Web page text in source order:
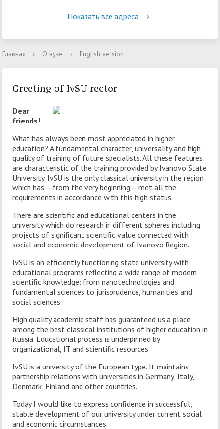
Показать все адреса
Главная › О вузе › English version
Greeting of IvSU rector
Dear
friends!
What has always been most appreciated in higher
education? A fundamental character, universality and high
quality of training of future specialists. All these features
are characteristic of the training provided by Ivanovo State
University. IvSU is the only classical university in the region
which has – from the very beginning – met all the
requirements in accordance with this high status.
There are scientific and educational centers in the
university which do research in different spheres including
projects of significant scientific value connected with
social and economic development of Ivanovo Region.
IvSU is an efficiently functioning state university with
educational programs reflecting a wide range of modern
scientific knowledge: from nanotechnologies and
fundamental sciences to jurisprudence, humanities and
social sciences.
High quality academic staff has guaranteed us a place
among the best classical institutions of higher education in
Russia. Educational process is underpinned by
organizational, IT and scientific resources.
IvSU is a university of the European type. It maintains
partnership relations with universities in Germany, Italy,
Denmark, Finland and other countries.
Today I would like to express confidence in successful,
stable development of our university under current social
and economic circumstances.